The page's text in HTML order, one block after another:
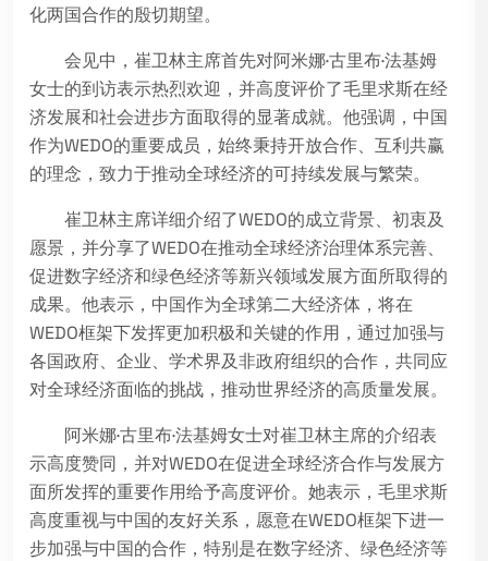
化两国合作的殷切期望。
会见中，崔卫林主席首先对阿米娜·古里布·法基姆
女士的到访表示热烈欢迎，并高度评价了毛里求斯在经
济发展和社会进步方面取得的显著成就。他强调，中国
作为WEDO的重要成员，始终秉持开放合作、互利共赢
的理念，致力于推动全球经济的可持续发展与繁荣。
崔卫林主席详细介绍了WEDO的成立背景、初衷及
愿景，并分享了WEDO在推动全球经济治理体系完善、
促进数字经济和绿色经济等新兴领域发展方面所取得的
成果。他表示，中国作为全球第二大经济体，将在
WEDO框架下发挥更加积极和关键的作用，通过加强与
各国政府、企业、学术界及非政府组织的合作，共同应
对全球经济面临的挑战，推动世界经济的高质量发展。
阿米娜·古里布·法基姆女士对崔卫林主席的介绍表
示高度赞同，并对WEDO在促进全球经济合作与发展方
面所发挥的重要作用给予高度评价。她表示，毛里求斯
高度重视与中国的友好关系，愿意在WEDO框架下进一
步加强与中国的合作，特别是在数字经济、绿色经济等